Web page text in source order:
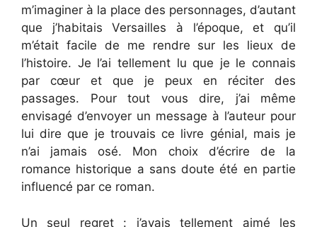
m’imaginer à la place des personnages, d’autant
que j’habitais Versailles à l’époque, et qu’il
m’était facile de me rendre sur les lieux de
l’histoire. Je l’ai tellement lu que je le connais
par cœur et que je peux en réciter des
passages. Pour tout vous dire, j’ai même
envisagé d’envoyer un message à l’auteur pour
lui dire que je trouvais ce livre génial, mais je
n’ai jamais osé. Mon choix d’écrire de la
romance historique a sans doute été en partie
influencé par ce roman.
Un seul regret : j’avais tellement aimé les